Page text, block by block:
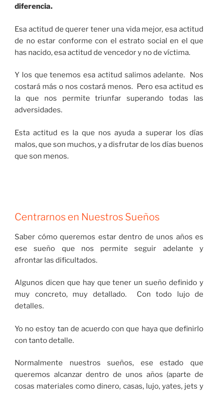
diferencia.
Esa actitud de querer tener una vida mejor, esa actitud
de no estar conforme con el estrato social en el que
has nacido, esa actitud de vencedor y no de víctima.
Y los que tenemos esa actitud salimos adelante. Nos
costará más o nos costará menos. Pero esa actitud es
la que nos permite triunfar superando todas las
adversidades.
Esta actitud es la que nos ayuda a superar los días
malos, que son muchos, y a disfrutar de los días buenos
que son menos.
Centrarnos en Nuestros Sueños
Saber cómo queremos estar dentro de unos años es
ese sueño que nos permite seguir adelante y
afrontar las dificultados.
Algunos dicen que hay que tener un sueño definido y
muy concreto, muy detallado. Con todo lujo de
detalles.
Yo no estoy tan de acuerdo con que haya que definirlo
con tanto detalle.
Normalmente nuestros sueños, ese estado que
queremos alcanzar dentro de unos años (aparte de
cosas materiales como dinero, casas, lujo, yates, jets y